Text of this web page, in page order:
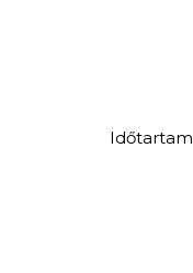
Időtartam